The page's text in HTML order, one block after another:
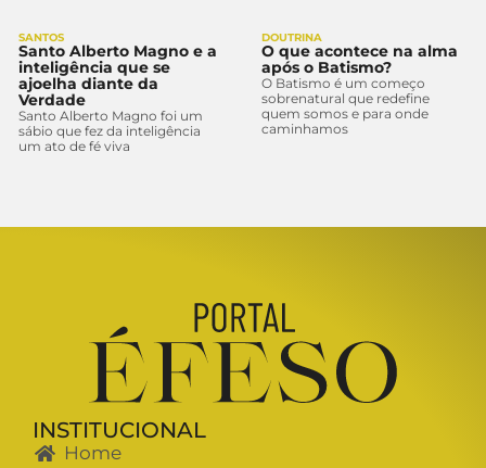
SANTOS
Santo Alberto Magno e a
inteligência que se
ajoelha diante da
Verdade
Santo Alberto Magno foi um
sábio que fez da inteligência
um ato de fé viva
DOUTRINA
O que acontece na alma
após o Batismo?
O Batismo é um começo
sobrenatural que redefine
quem somos e para onde
caminhamos
INSTITUCIONAL
Home